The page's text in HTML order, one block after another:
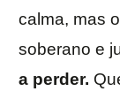
calma, mas
soberano e
a perder.